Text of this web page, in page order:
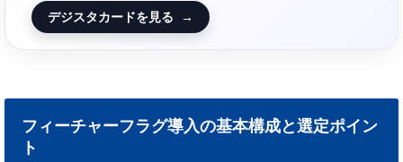
デジスタカードを見る →
フィーチャーフラグ導入の基本構成と選定ポイン
ト